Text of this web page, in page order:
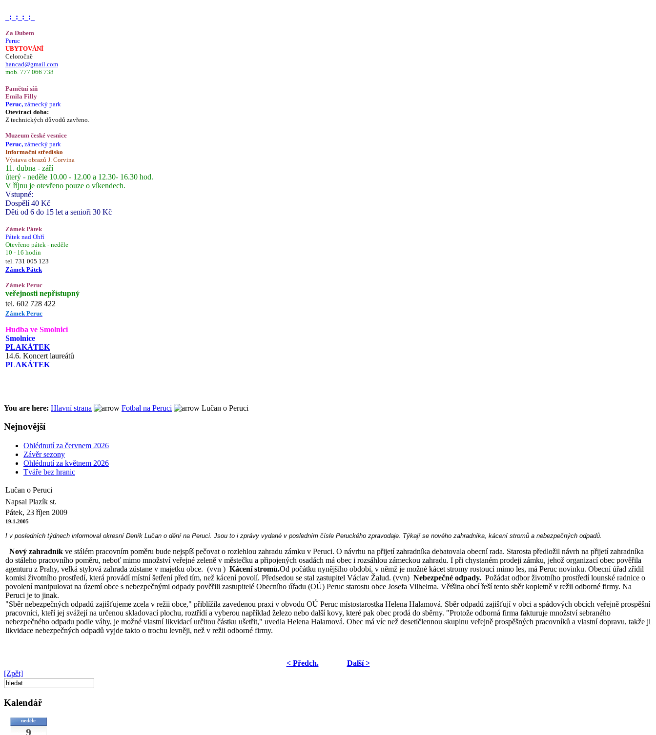
_:_:_:_:_
Za Dubem
Peruc
UBYTOVÁNÍ
Celoročně
hancad@gmail.com
mob. 777 066 738
Pamětní síň
Emila Filly
Peruc, zámecký park
Otevírací doba:
Z technických důvodů zavřeno.
Muzeum české vesnice
Peruc, zámecký park
Informační středisko
Výstava obrazů J. Corvina
11. dubna - září
úterý - neděle 10.00 - 12.00 a 12.30- 16.30 hod.
V říjnu je otevřeno pouze o víkendech.
Vstupné:
Dospělí 40 Kč
Děti od 6 do 15 let a senioři 30 Kč
Zámek Pátek
Pátek nad Ohří
Otevřeno pátek - neděle
10 - 16 hodin
tel. 731 005 123
Zámek Pátek
Zámek Peruc
veřejnosti nepřístupný
tel. 602 728 422
Zámek Peruc
Hudba ve Smolnici
Smolnice
PLAKÁTEK
14.6. Koncert laureátů
PLAKÁTEK
You are here: Hlavní strana Fotbal na Peruci Lučan o Peruci
Nejnovější
Ohlédnutí za červnem 2026
Závěr sezony
Ohlédnutí za květnem 2026
Tváře bez hranic
Lučan o Peruci
Napsal Plazík st.
Pátek, 23 říjen 2009
19.1.2005
I v posledních týdnech informoval okresní Deník Lučan o dění na Peruci. Jsou to i zprávy vydané v posledním čísle Peruckého zpravodaje. Týkají se nového zahradníka, kácení stromů a nebezpečných odpadů.
Nový zahradník ve stálém pracovním poměru bude nejspíš pečovat o rozlehlou zahradu zámku v Peruci. O návrhu na přijetí zahradníka debatovala obecní rada. Starosta předložil návrh na přijetí zahradníka
do stáleho pracovního poměru, neboť mimo množství veřejné zeleně v městečku a připojených osadách má obec i rozsáhlou zámeckou zahradu. I při chystaném prodeji zámku, jehož organizací obec pověřila
agenturu z Prahy, velká stylová zahrada zůstane v majetku obce. (vvn ) Kácení stromů.Od počátku nynějšího období, v němž je možné kácet stromy rostoucí mimo les, má Peruc novinku. Obecní úřad zřídil
komisi životního prostředí, která provádí místní šetření před tím, než kácení povolí. Předsedou se stal zastupitel Václav Žalud. (vvn) Nebezpečné odpady. Požádat odbor životního prostředí lounské radnice o
povolení manipulovat na území obce s nebezpečnými odpady pověřili zastupitelé Obecního úřadu (OÚ) Peruc starostu obce Josefa Vilhelma. Většina obcí řeší tento sběr kopletně v režii odborné firmy. Na
Peruci je to jinak.
"Sběr nebezpečných odpadů zajišťujeme zcela v režii obce," přiblížila zavedenou praxi v obvodu OÚ Peruc místostarostka Helena Halamová. Sběr odpadů zajišťují v obci a spádových obcích veřejně prospěšní
pracovníci, kteří jej svážejí na určenou skladovací plochu, roztřídí a vyberou například železo nebo další kovy, které pak obec prodá do sběrny. "Protože odborná firma fakturuje množství sebraného
nebezpečného odpadu podle váhy, je možné vlastní likvidací určitou částku ušetřit," uvedla Helena Halamová. Obec má víc než desetičlennou skupinu veřejně prospěšných pracovníků a vlastní dopravu, takže ji
likvidace nebezpečných odpadů vyjde takto o trochu levněji, než v režii odborné firmy.
< Předch.
Další >
[Zpět]
Kalendář
neděle
9